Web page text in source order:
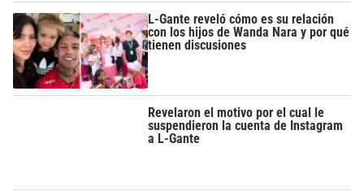
L-Gante reveló cómo es su relación
con los hijos de Wanda Nara y por qué
tienen discusiones
Revelaron el motivo por el cual le
suspendieron la cuenta de Instagram
a L-Gante